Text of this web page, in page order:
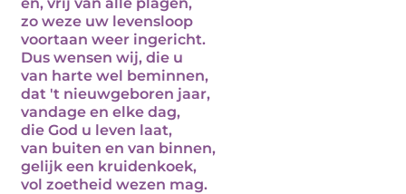
zo weze uw levensloop
voortaan weer ingericht.
Dus wensen wij, die u
van harte wel beminnen,
dat 't nieuwgeboren jaar,
vandage en elke dag,
die God u leven laat,
van buiten en van binnen,
gelijk een kruidenkoek,
vol zoetheid wezen mag.